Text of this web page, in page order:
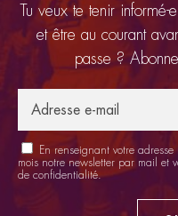
Tu veux te tenir
et être au courant
passe ?
En renseignant votre
mois notre newsletter par mail et
de confidentialité.